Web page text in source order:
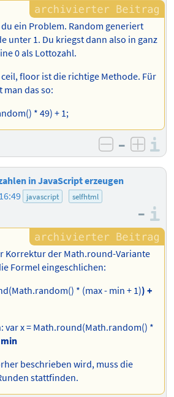
ein Problem. Random generiert
unter 1. Du kriegst dann also in ganz
0 als Lottozahl.
floor ist die richtige Methode. Für
man das so:
* 49) + 1;
negativ
–
in JavaScript erzeugen
javascript selfhtml
–
Korrektur der Math.round-Variante
Formel eingeschlichen:
* (max - min + 1)) +
var x = Math.round(Math.random() *
min
beschrieben wird, muss die
stattfinden.